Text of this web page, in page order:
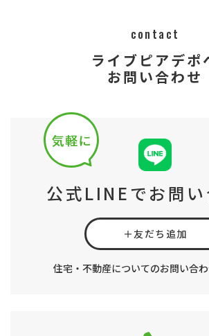
contact
ライブピアデポ
​​​​​​​​​​​​​​お問い合わせ
公式LINEでお問い
＋友だち追加
住宅・不動産についてのお問い合